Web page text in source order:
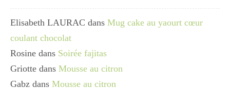
Elisabeth LAURAC dans Mug cake au yaourt cœur
coulant chocolat
Rosine dans Soirée fajitas
Griotte dans Mousse au citron
Gabz dans Mousse au citron